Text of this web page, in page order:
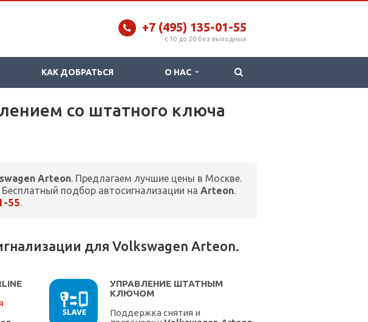
+7 (495) 135-01-55
c 10 до 20 без выходных
КАК ДОБРАТЬСЯ О НАС
со штатного ключа
Arteon. Предлагаем лучшие цены в Москве.
подбор автосигнализации на Arteon.
55.
для Volkswagen Arteon.
УПРАВЛЕНИЕ ШТАТНЫМ
КЛЮЧОМ
Поддержка снятия и